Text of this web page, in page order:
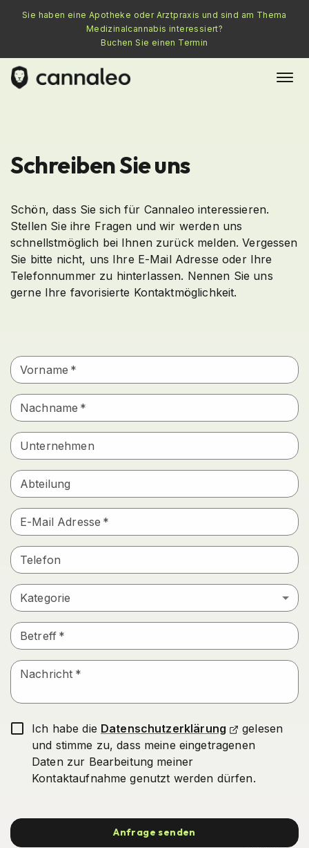
Sie haben eine Apotheke oder Arztpraxis und sind am Thema
Medizinalcannabis interessiert?
Buchen Sie einen Termin
Schreiben Sie uns
Schön, dass Sie sich für Cannaleo interessieren.
Stellen Sie ihre Fragen und wir werden uns
schnellstmöglich bei Ihnen zurück melden. Vergessen
Sie bitte nicht, uns Ihre E-Mail Adresse oder Ihre
Telefonnummer zu hinterlassen. Nennen Sie uns
gerne Ihre favorisierte Kontaktmöglichkeit.
Vorname *
Nachname *
Unternehmen
Abteilung
E-Mail Adresse *
Telefon
Kategorie
Betreff *
Nachricht *
Ich habe die Datenschutzerklärung
gelesen
und stimme zu, dass meine eingetragenen
Daten zur Bearbeitung meiner
Kontaktaufnahme genutzt werden dürfen.
Anfrage senden